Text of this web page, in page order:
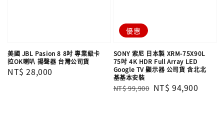
美國 JBL Pasion 8 8吋 專業級卡
拉OK喇叭 揚聲器 台灣公司貨
Regular
NT$ 28,000
優惠
SONY 索尼 日本製 XRM-75X90L
75吋 4K HDR Full Array LED
Google TV 顯示器 公司貨 含北北
基基本安裝
Regular
NT$ 99,900 Sale
NT$ 94,900